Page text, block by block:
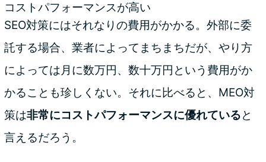
コストパフォーマンスが高い
SEO対策にはそれなりの費用がかかる。外部に委
託する場合、業者によってまちまちだが、やり方
によっては月に数万円、数十万円という費用がか
かることも珍しくない。それに比べると、MEO対
策は非常にコストパフォーマンスに優れていると
言えるだろう。